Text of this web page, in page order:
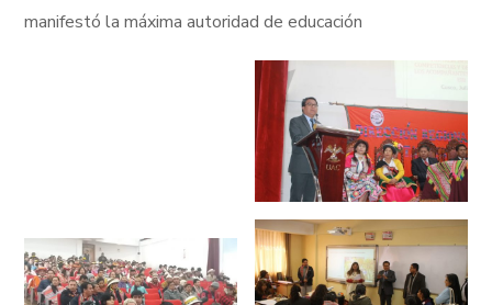
manifestó la máxima autoridad de educación